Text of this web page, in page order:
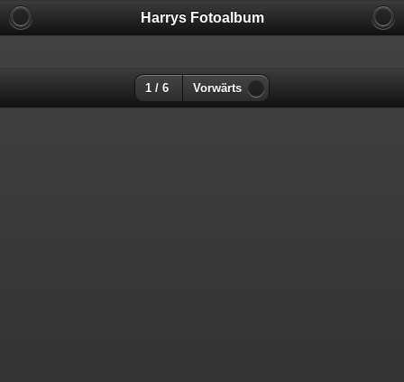
Harrys Fotoalbum
1 / 6 Vorwärts